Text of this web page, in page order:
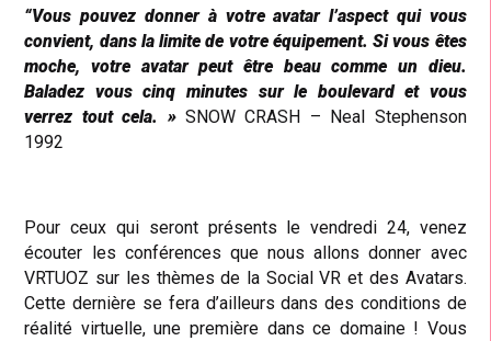
“Vous pouvez donner à votre avatar l’aspect qui vous
convient, dans la limite de votre équipement. Si vous êtes
moche, votre avatar peut être beau comme un dieu.
Baladez vous cinq minutes sur le boulevard et vous
verrez tout cela. » SNOW CRASH – Neal Stephenson
1992
Pour ceux qui seront présents le vendredi 24, venez
écouter les conférences que nous allons donner avec
VRTUOZ sur les thèmes de la Social VR et des Avatars.
Cette dernière se fera d’ailleurs dans des conditions de
réalité virtuelle, une première dans ce domaine ! Vous